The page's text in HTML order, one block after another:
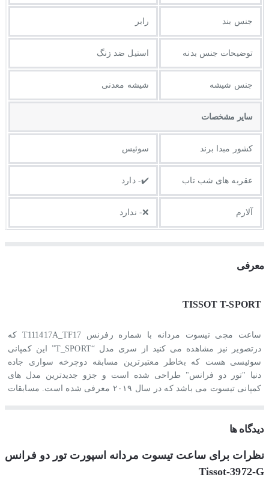
جنس بند رابر
توضيحات جنس بدنه استیل ضد زنگ
جنس شیشه شیشه معدنی
ساير مشخصات
کشور مبدا برند سوئیس
عقربه های شب تاب ✔️- دارد
آلارم ❌- ندارد
معرفی
TISSOT T-SPORT
ساعت مچی تیسوت مردانه با شماره رفرنس T111417A_TF17 که
درتصویر نیز مشاهده می کنید از سری مدل “T_SPORT” این کمپانی
سوئیسی هست که بخاطر معتبرترین مسابقه دوچرخه سواری جاده
دنیا "تور دو فرانس" طراحی شده است و جزو جدیدترین مدل های
کمپانی تیسوت می باشد که در سال ۲۰۱۹ معرفی شده است. مسابقات
فصل تابستان برگزار می گردد. این مسابقه معمولا از مرکز شهر پاریس
مسابقات "تور دو فرانس" حک شده است.
این ساعت تیسوت چهار موتوره است و هر چهار موتورش فعاله که از
دیدگاه ها
نظرات برای ساعت تیسوت مردانه اسپورت تور دو فرانس
Tissot-3972-G